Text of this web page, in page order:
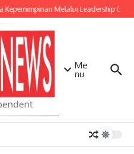
Melalui Leadership
Me
nu